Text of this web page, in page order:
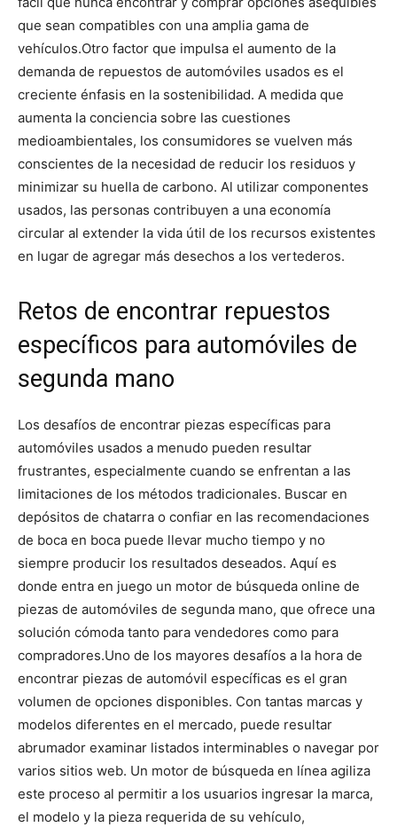
que sean compatibles con una amplia gama de
vehículos.Otro factor que impulsa el aumento de la
demanda de repuestos de automóviles usados es el
creciente énfasis en la sostenibilidad. A medida que
aumenta la conciencia sobre las cuestiones
medioambientales, los consumidores se vuelven más
conscientes de la necesidad de reducir los residuos y
minimizar su huella de carbono. Al utilizar componentes
usados, las personas contribuyen a una economía
circular al extender la vida útil de los recursos existentes
en lugar de agregar más desechos a los vertederos.
Retos de encontrar repuestos
específicos para automóviles de
segunda mano
Los desafíos de encontrar piezas específicas para
automóviles usados a menudo pueden resultar
frustrantes, especialmente cuando se enfrentan a las
limitaciones de los métodos tradicionales. Buscar en
depósitos de chatarra o confiar en las recomendaciones
de boca en boca puede llevar mucho tiempo y no
siempre producir los resultados deseados. Aquí es
donde entra en juego un motor de búsqueda online de
piezas de automóviles de segunda mano, que ofrece una
solución cómoda tanto para vendedores como para
compradores.Uno de los mayores desafíos a la hora de
encontrar piezas de automóvil específicas es el gran
volumen de opciones disponibles. Con tantas marcas y
modelos diferentes en el mercado, puede resultar
abrumador examinar listados interminables o navegar por
varios sitios web. Un motor de búsqueda en línea agiliza
este proceso al permitir a los usuarios ingresar la marca,
el modelo y la pieza requerida de su vehículo,